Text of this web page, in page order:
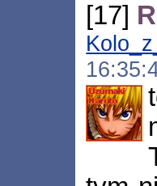
[17]